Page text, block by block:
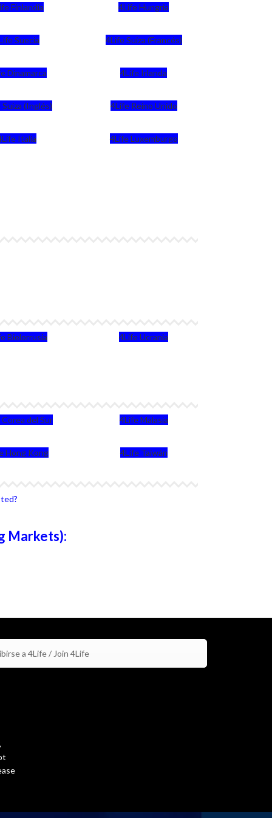
Finlandia 4Life Hungria
Suecia 4Life Suiza (Francés)
Dinamarca 4Life Irlanda
(Inglés) 4Life Reino Unido
Italia 4Life Luxemburgo
Bielorrusia 4Life Ucrania
del Sur 4Life Malasia
Hong Kong 4Life Taiwán
Markets):
a 4Life / Join 4Life